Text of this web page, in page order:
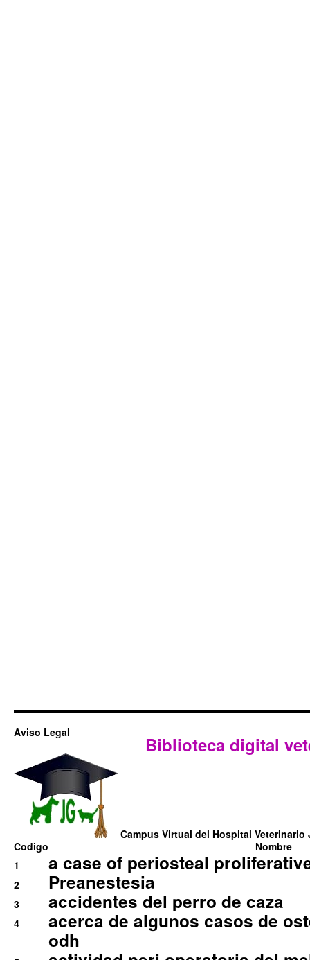
Aviso Legal
Biblioteca digital
Campus Virtual del Hospital Veterinario
Codigo
Nombre
1
a case of periosteal
2 Preanestesia
3 accidentes del perro de caza
4
acerca de algunos casos de
odh